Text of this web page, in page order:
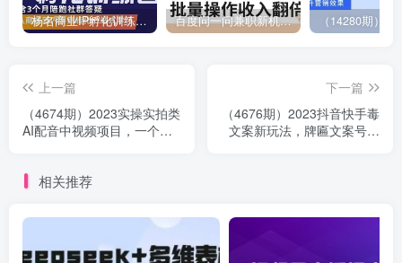
杨名商业IP孵化训练营，从商业到内容到转化一站式学 价值5980元 百度问一问兼职新机遇，单号日赚百元，批量操作收入翻倍
上一篇
（4674期）2023实操实拍类
AI配音中视频项目，一个账
下一篇
（4676期）2023抖音快手毒
文案新玩法，牌匾文案号，
相关推荐